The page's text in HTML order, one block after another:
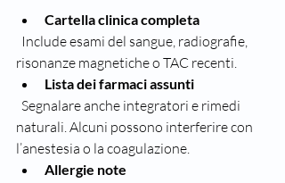
Cartella clinica completa
risonanze magnetiche o TAC recenti.
Lista dei farmaci assunti
naturali. Alcuni possono interferire con
l’anestesia o la coagulazione.
Allergie note